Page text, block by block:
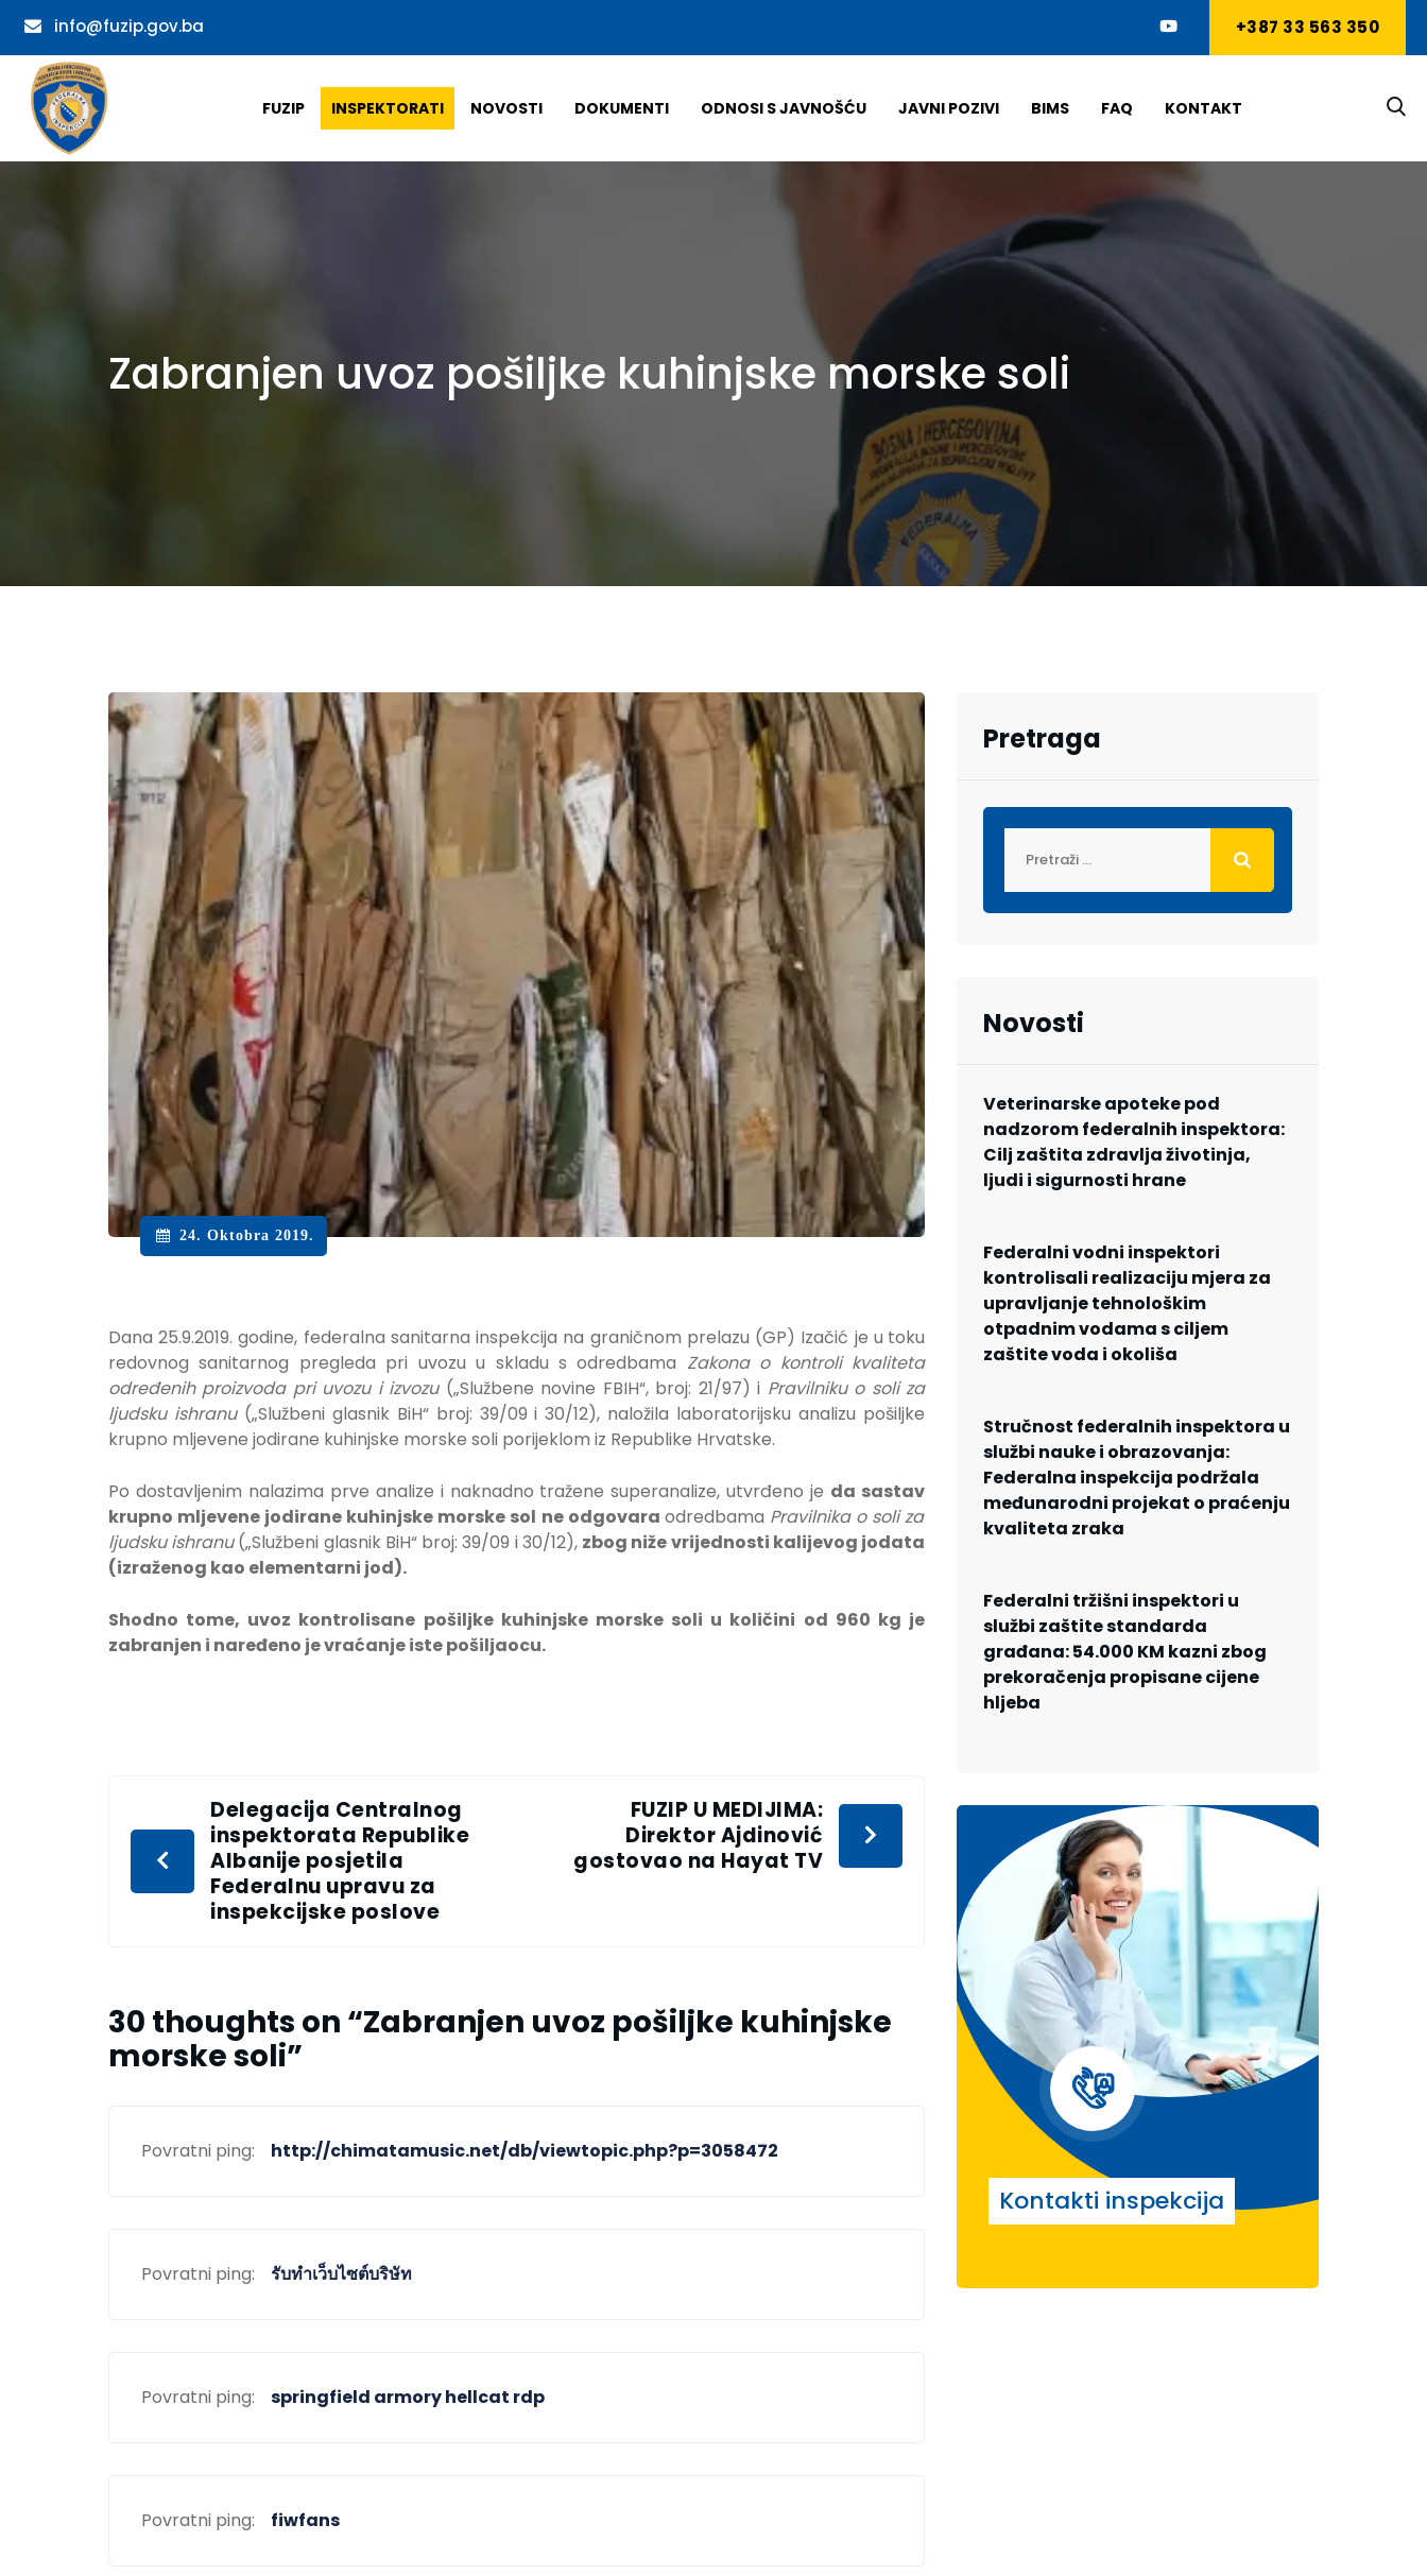
info@fuzip.gov.ba +387 33 563 350
FUZIP INSPEKTORATI NOVOSTI DOKUMENTI ODNOSI S JAVNOŠĆU JAVNI POZIVI BIMS FAQ KONTAKT
Zabranjen uvoz pošiljke kuhinjske morske soli
24. Oktobra 2019.
Dana 25.9.2019. godine, federalna sanitarna inspekcija na graničnom prelazu (GP) Izačić je u toku
redovnog sanitarnog pregleda pri uvozu u skladu s odredbama Zakona o kontroli kvaliteta
određenih proizvoda pri uvozu i izvozu(„Službene novine FBIH“, broj: 21/97) i Pravilniku o soli za
ljudsku ishranu(„Službeni glasnik BiH“ broj: 39/09 i 30/12), naložila laboratorijsku analizu pošiljke
krupno mljevene jodirane kuhinjske morske soli porijeklom iz Republike Hrvatske.
Po dostavljenim nalazima prve analize i naknadno tražene superanalize, utvrđeno je da sastav
krupno mljevene jodirane kuhinjske morske sol ne odgovara odredbama Pravilnika o soli za
ljudsku ishranu(„Službeni glasnik BiH“ broj: 39/09 i 30/12), zbog niže vrijednosti kalijevog jodata
(izraženog kao elementarni jod).
Shodno tome, uvoz kontrolisane pošiljke kuhinjske morske soli u količini od 960 kg je
zabranjen i naređeno je vraćanje iste pošiljaocu.
Delegacija Centralnog
inspektorata Republike
Albanije posjetila
Federalnu upravu za
inspekcijske poslove
FUZIP U MEDIJIMA:
Direktor Ajdinović
gostovao na Hayat TV
30 thoughts on “Zabranjen uvoz pošiljke kuhinjske
morske soli”
Povratni ping: http://chimatamusic.net/db/viewtopic.php?p=3058472
Povratni ping: รับทำเว็บไซต์บริษัท
Povratni ping: springfield armory hellcat rdp
Povratni ping: fiwfans
Pretraga
Novosti
Veterinarske apoteke pod
nadzorom federalnih inspektora:
Cilj zaštita zdravlja životinja,
ljudi i sigurnosti hrane
Federalni vodni inspektori
kontrolisali realizaciju mjera za
upravljanje tehnološkim
otpadnim vodama s ciljem
zaštite voda i okoliša
Stručnost federalnih inspektora u
službi nauke i obrazovanja:
Federalna inspekcija podržala
međunarodni projekat o praćenju
kvaliteta zraka
Federalni tržišni inspektori u
službi zaštite standarda
građana: 54.000 KM kazni zbog
prekoračenja propisane cijene
hljeba
Kontakti inspekcija